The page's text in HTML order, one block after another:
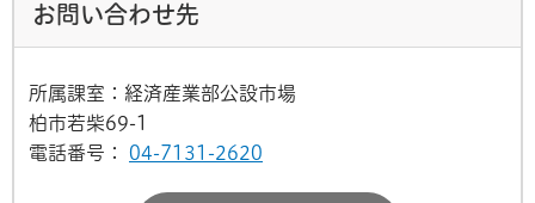
お問い合わせ先
所属課室：経済産業部公設市場
柏市若柴69-1
電話番号：
04-7131-2620